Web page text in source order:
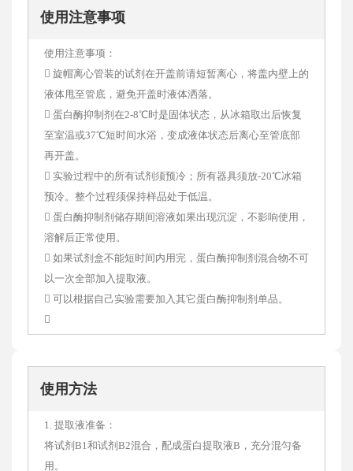
使用注意事项
使用注意事项：
 旋帽离心管装的试剂在开盖前请短暂离心，将盖内壁上的
液体甩至管底，避免开盖时液体洒落。
 蛋白酶抑制剂在2-8℃时是固体状态，从冰箱取出后恢复
至室温或37℃短时间水浴，变成液体状态后离心至管底部
再开盖。
 实验过程中的所有试剂须预冷；所有器具须放-20℃冰箱
预冷。整个过程须保持样品处于低温。
 蛋白酶抑制剂储存期间溶液如果出现沉淀，不影响使用，
溶解后正常使用。
 如果试剂盒不能短时间内用完，蛋白酶抑制剂混合物不可
以一次全部加入提取液。
 可以根据自己实验需要加入其它蛋白酶抑制剂单品。

使用方法
1. 提取液准备：
将试剂B1和试剂B2混合，配成蛋白提取液B，充分混匀备
用。